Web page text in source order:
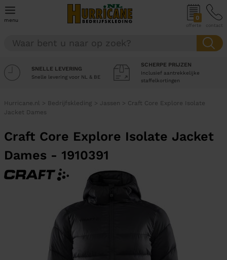
menu 0
offerte contact
SNELLE LEVERING
Snelle levering voor NL & BE
SCHERPE PRIJZEN
Inclusief aantrekkelijke
staffelkortingen
Hurricane.nl > Bedrijfskleding > Jassen > Craft Core Explore Isolate
Jacket Dames
Craft Core Explore Isolate Jacket
Dames - 1910391